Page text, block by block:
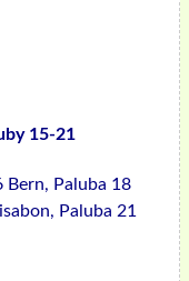
15-21
Bern, Paluba 18
Paluba 21